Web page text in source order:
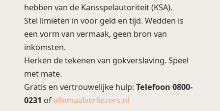
hebben van de Kansspelautoriteit (KSA).
Stel limieten in voor geld en tijd. Wedden is
een vorm van vermaak, geen bron van
inkomsten.
Herken de tekenen van gokverslaving. Speel
met mate.
Gratis en vertrouwelijke hulp: Telefoon 0800-
0231 ofallemaalverliezers.nl